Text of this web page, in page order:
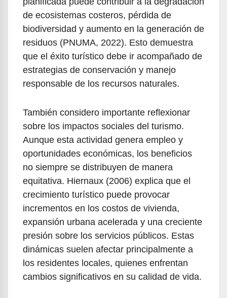
de ecosistemas costeros, pérdida de
biodiversidad y aumento en la generación de
residuos (PNUMA, 2022). Esto demuestra
que el éxito turístico debe ir acompañado de
estrategias de conservación y manejo
responsable de los recursos naturales.
También considero importante reflexionar
sobre los impactos sociales del turismo.
Aunque esta actividad genera empleo y
oportunidades económicas, los beneficios
no siempre se distribuyen de manera
equitativa. Hiernaux (2006) explica que el
crecimiento turístico puede provocar
incrementos en los costos de vivienda,
expansión urbana acelerada y una creciente
presión sobre los servicios públicos. Estas
dinámicas suelen afectar principalmente a
los residentes locales, quienes enfrentan
cambios significativos en su calidad de vida.